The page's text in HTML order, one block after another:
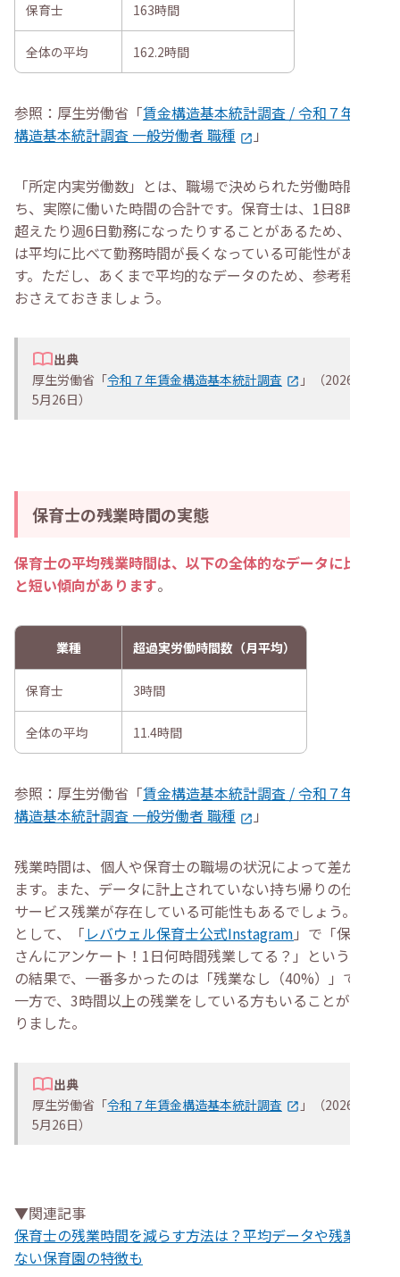
保育士 163時間
全体の平均 162.2時間
参照：厚生労働省「賃金構造基本統計調査 / 令和７年賃金
構造基本統計調査 一般労働者 職種
」
「所定内実労働数」とは、職場で決められた労働時間のう
ち、実際に働いた時間の合計です。保育士は、1日8時間を
超えたり週6日勤務になったりすることがあるため、実際
は平均に比べて勤務時間が長くなっている可能性がありま
す。ただし、あくまで平均的なデータのため、参考程度に
おさえておきましょう。
出典
厚生労働省「令和７年賃金構造基本統計調査
」（2026年
5月26日）
保育士の残業時間の実態
保育士の平均残業時間は、以下の全体的なデータに比べる
と短い傾向があります。
業種 超過実労働時間数（月平均）
保育士 3時間
全体の平均 11.4時間
参照：厚生労働省「賃金構造基本統計調査 / 令和７年賃金
構造基本統計調査 一般労働者 職種
」
残業時間は、個人や保育士の職場の状況によって差があり
ます。また、データに計上されていない持ち帰りの仕事や
サービス残業が存在している可能性もあるでしょう。参考
として、「レバウェル保育士公式Instagram 」で「保育士
さんにアンケート！1日何時間残業してる？」という調査
の結果で、一番多かったのは「残業なし（40%）」です。
一方で、3時間以上の残業をしている方もいることが分か
りました。
出典
厚生労働省「令和７年賃金構造基本統計調査
」（2026年
5月26日）
▼関連記事
保育士の残業時間を減らす方法は？平均データや残業が少
ない保育園の特徴も